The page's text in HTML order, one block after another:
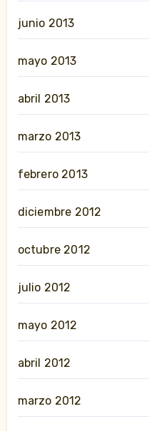
junio 2013
mayo 2013
abril 2013
marzo 2013
febrero 2013
diciembre 2012
octubre 2012
julio 2012
mayo 2012
abril 2012
marzo 2012